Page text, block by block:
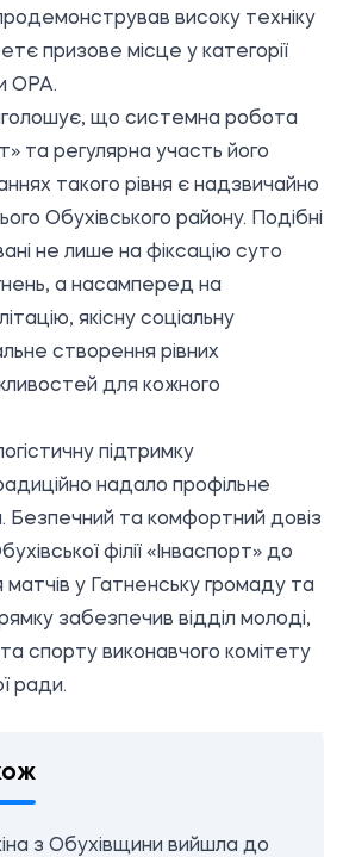
високу техніку
призове місце у категорії
ОРА.
що системна робота
та регулярна участь його
такого рівня є надзвичайно
Обухівського району. Подібні
не лише на фіксацію суто
а насамперед на
якісну соціальну
створення рівних
для кожного
підтримку
надало профільне
Безпечний та комфортний довіз
філії «Інваспорт» до
у Гатненську громаду та
забезпечив відділ молоді,
та спорту виконавчого комітету
ради.
з Обухівщини вийшла до